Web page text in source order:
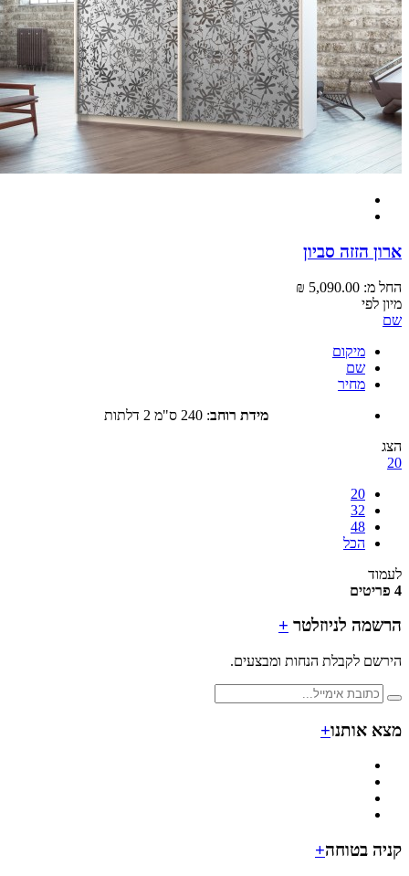
הזזה סביון
מ: 5,090.00 ₪
מיקום
שם
מחיר
מידת רוחב :240 ס"מ 2 דלתות
הכל
לניוזלטר+
לקבלת הנחות ומבצעים.
אותנו+
בטוחה+